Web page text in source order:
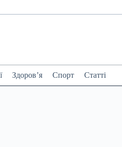
Здоров’я Спорт Статті